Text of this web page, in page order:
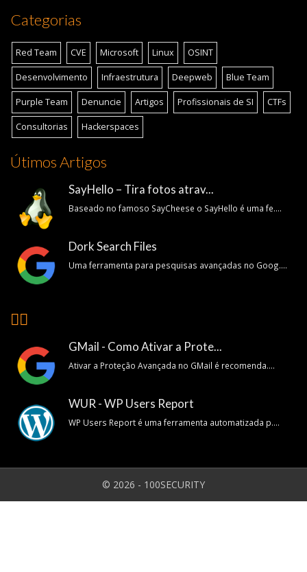
Categorias
Red Team CVE Microsoft Linux OSINT
Desenvolvimento Infraestrutura Deepweb Blue Team
Purple Team Denuncie Artigos Profissionais de SI CTFs
Consultorias Hackerspaces
Útimos Artigos
SayHello – Tira fotos atrav...
Baseado no famoso SayCheese o SayHello é uma fe....
Dork Search Files
Uma ferramenta para pesquisas avançadas no Goog....
👍🏽
GMail - Como Ativar a Prote...
Ativar a Proteção Avançada no GMail é recomenda....
WUR - WP Users Report
WP Users Report é uma ferramenta automatizada p....
© 2026 - 100SECURITY